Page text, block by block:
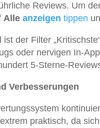
Reviews. Um
Alle anzeigen tippen
ist der Filter
oder nervigen In-
5-Sterne-
Verbesserungen
praktisch, da